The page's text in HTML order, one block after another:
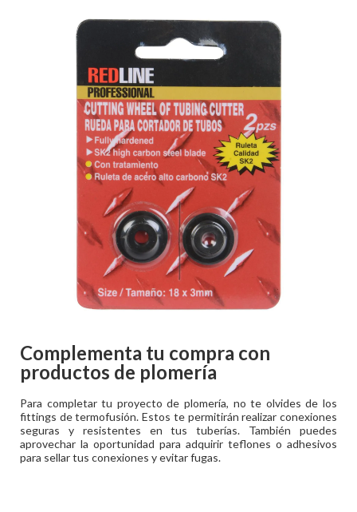
Complementa tu compra con
productos de plomería
Para completar tu proyecto de plomería, no te olvides de los
fittings de termofusión. Estos te permitirán realizar conexiones
seguras y resistentes en tus tuberías. También puedes
aprovechar la oportunidad para adquirir teflones o adhesivos
para sellar tus conexiones y evitar fugas.